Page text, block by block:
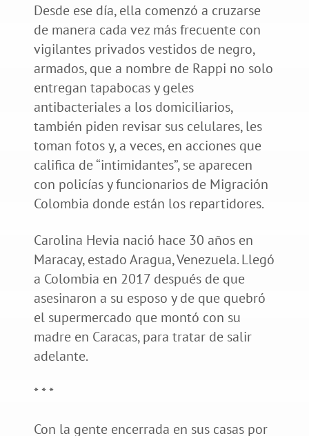
Desde ese día, ella comenzó a cruzarse
de manera cada vez más frecuente con
vigilantes privados vestidos de negro,
armados, que a nombre de Rappi no solo
entregan tapabocas y geles
antibacteriales a los domiciliarios,
también piden revisar sus celulares, les
toman fotos y, a veces, en acciones que
califica de “intimidantes”, se aparecen
con policías y funcionarios de Migración
Colombia donde están los repartidores.
Carolina Hevia nació hace 30 años en
Maracay, estado Aragua, Venezuela. Llegó
a Colombia en 2017 después de que
asesinaron a su esposo y de que quebró
el supermercado que montó con su
madre en Caracas, para tratar de salir
adelante.
* * *
Con la gente encerrada en sus casas por